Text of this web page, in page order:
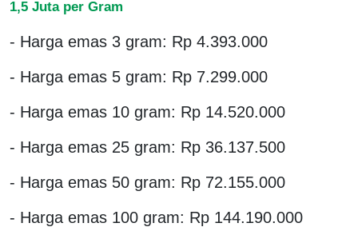
1,5 Juta per Gram
- Harga emas 3 gram: Rp 4.393.000
- Harga emas 5 gram: Rp 7.299.000
- Harga emas 10 gram: Rp 14.520.000
- Harga emas 25 gram: Rp 36.137.500
- Harga emas 50 gram: Rp 72.155.000
- Harga emas 100 gram: Rp 144.190.000